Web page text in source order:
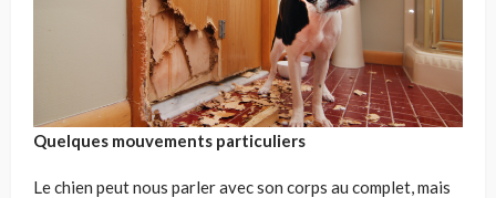
Quelques mouvements particuliers
Le chien peut nous parler avec son corps au complet, mais